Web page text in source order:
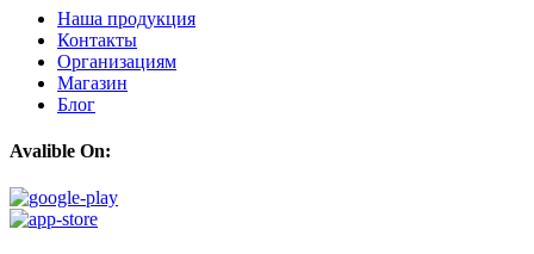
Наша продукция
Контакты
Организациям
Магазин
Блог
Avalible On: